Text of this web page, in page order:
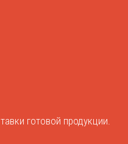
готовой продукции.